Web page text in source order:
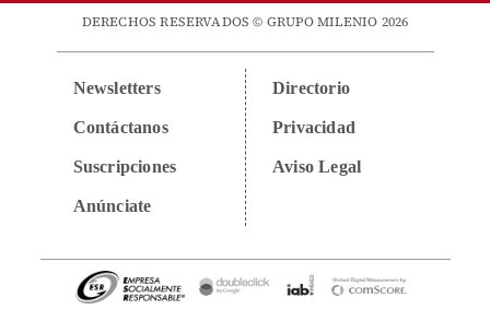
DERECHOS RESERVADOS © GRUPO MILENIO 2026
Newsletters
Contáctanos
Suscripciones
Anúnciate
Directorio
Privacidad
Aviso Legal